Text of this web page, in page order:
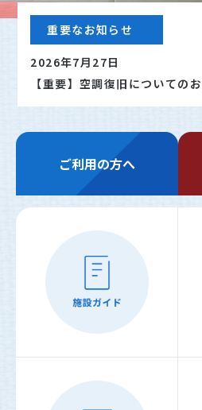
重要なお知らせ
2026年7月27日
【重要】空調復旧についての
ご利用の方へ